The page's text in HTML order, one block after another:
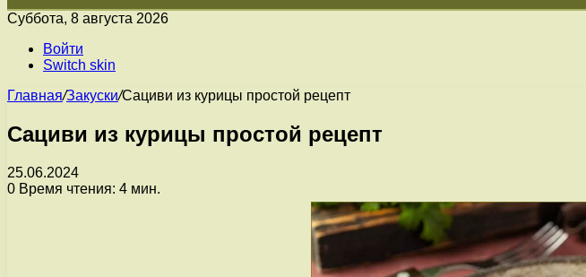
Суббота, 8 августа 2026
Войти
Switch skin
Главная/Закуски/Сациви из курицы простой рецепт
Сациви из курицы простой рецепт
25.06.2024
0 Время чтения: 4 мин.